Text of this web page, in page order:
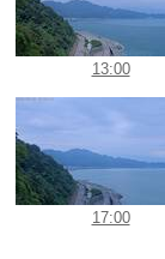
13:00
17:00